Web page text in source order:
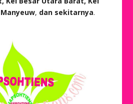
, dan sekitarnya.